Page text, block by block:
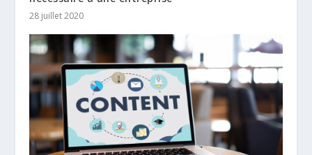
28 juillet 2020